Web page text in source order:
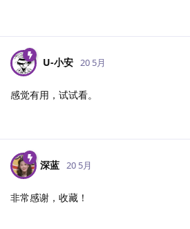
U-小安​ 20 5月
感觉有用，试试看。
深蓝 20 5月
非常感谢，收藏！